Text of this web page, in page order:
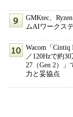
GMKtec、
ムAIワークス
Wacom「
／120Hzで約
27（Gen 2）
力と妥協点